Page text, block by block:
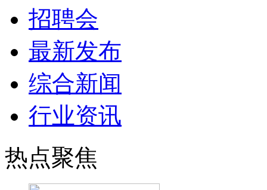
招聘会
最新发布
综合新闻
行业资讯
热点聚焦